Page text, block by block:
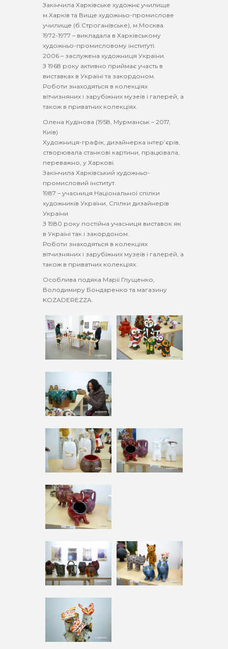
Закінчила Харківське художнє училище
м.Харків та Вище художньо-промислове
училище (б.Строганівське), м.Москва.
1972-1977 – викладала в Харківському
художньо-промисловому інституті.
2006 – заслужена художниця України.
З 1968 року активно приймає участь в
виставках в Україні та закордоном.
Роботи знаходяться в колекціях
вітчизняних і зарубіжних музеїв і галерей, а
також в приватних колекціях.
Олена Кудінова (1958, Мурманськ – 2017,
Київ)
Художниця-графік, дизайнерка інтер’єрів,
створювала станкові картини, працювала,
переважно, у Харкові.
Закінчила Харківський художньо-
промисловий інститут.
1987 – учасниця Національної спілки
художників України, Спілки дизайнерів
України
З 1980 року постійна учасниця виставок як
в Україні так і закордоном.
Роботи знаходяться в колекціях
вітчизняних і зарубіжних музеїв і галерей, а
також в приватних колекціях.
Особлива подяка Марії Глущенко,
Володимиру Бондаренко та магазину
KOZADEREZZA.